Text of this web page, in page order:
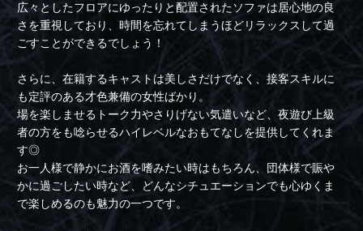
広々としたフロアにゆったりと配置されたソファは居心地の良
さを重視しており、時間を忘れてしまうほどリラックスして過
ごすことができるでしょう！
さらに、在籍するキャストは美しさだけでなく、接客スキルに
も定評のある才色兼備の女性ばかり。
場を楽しませるトーク力やさりげない気遣いなど、夜遊び上級
者の方をも唸らせるハイレベルなおもてなしを提供してくれま
す◎
お一人様で静かにお酒を嗜みたい時はもちろん、団体様で賑や
かに過ごしたい時など、どんなシチュエーションでも心ゆくま
で楽しめるのも魅力の一つです。